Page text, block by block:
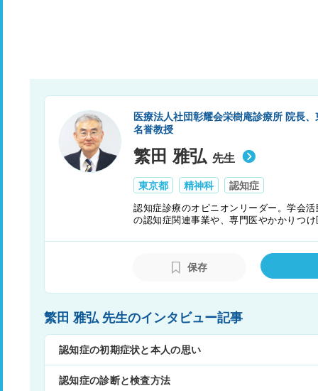
医療法人社団彰耀会栄樹庵診療所 院長
名誉教授
繁田 雅弘 先生
東京都 精神科 認知症
認知症診療のオピニオンリーダー。学会
の認知症関連事業や、専門医やかかりつ
保存
繁田 雅弘 先生のインタビュー記事
認知症の初期症状と本人の思い
認知症の診断と検査方法